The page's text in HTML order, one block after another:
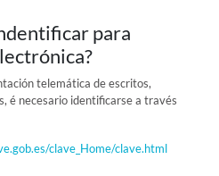
para
telemática de escritos,
é necesario identificarse a través
clave_Home/clave.html